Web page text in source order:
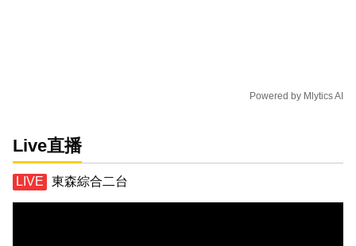
Powered by Mlytics AI
Live直播
東森綜合二台